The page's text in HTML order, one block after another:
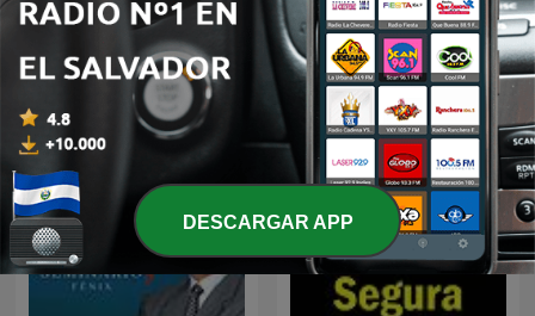
Business English from All
Ears English
Conversas do Casal by
Que Rico Casal
DESCARGAR APP